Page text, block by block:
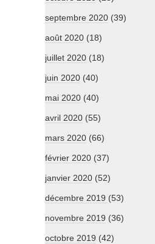
septembre 2020 (39)
août 2020 (18)
juillet 2020 (18)
juin 2020 (40)
mai 2020 (40)
avril 2020 (55)
mars 2020 (66)
février 2020 (37)
janvier 2020 (52)
décembre 2019 (53)
novembre 2019 (36)
octobre 2019 (42)